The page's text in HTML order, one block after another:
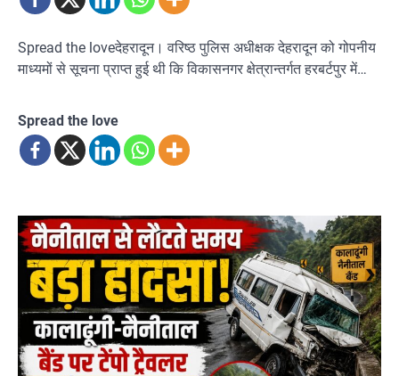
Spread the loveदेहरादून। वरिष्ठ पुलिस अधीक्षक देहरादून को गोपनीय
माध्यमों से सूचना प्राप्त हुई थी कि विकासनगर क्षेत्रान्तर्गत हरबर्टपुर में…
Spread the love